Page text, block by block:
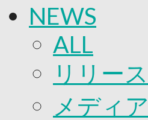
2026/27
練習見学時のファン
奈良クラブ明治安田
奈良クラブ明治安田
観戦ルール＆マナー
FANCOMMUNITY
2026/27ファンコミュ
サポートショップ
NEWS
ALL
リリース
メディア